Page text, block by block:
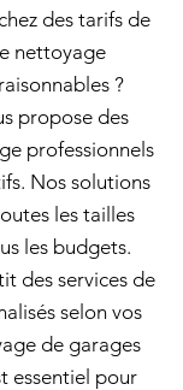
des tarifs de
nettoyage
?
propose des
professionnels
Nos solutions
les tailles
les budgets.
des services de
selon vos
de garages
essentiel pour